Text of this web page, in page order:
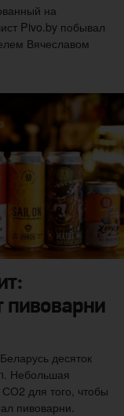
на
Pivo.by побывал
Вячеславом
пивоварни
десяток
Небольшая
для того, чтобы
пивоварни.